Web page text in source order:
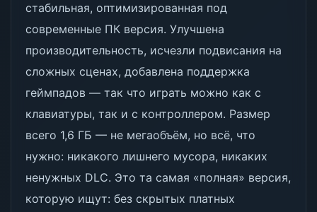
стабильная, оптимизированная под
современные ПК версия. Улучшена
производительность, исчезли подвисания на
сложных сценах, добавлена поддержка
геймпадов — так что играть можно как с
клавиатуры, так и с контроллером. Размер
всего 1,6 ГБ — не мегаобъём, но всё, что
нужно: никакого лишнего мусора, никаких
ненужных DLC. Это та самая «полная» версия,
которую ищут: без скрытых платных